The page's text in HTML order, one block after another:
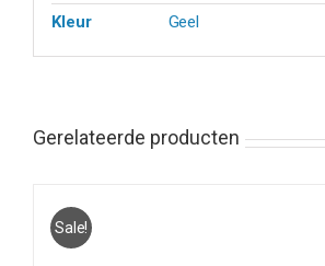
Kleur
Geel
Gerelateerde producten
Sale!